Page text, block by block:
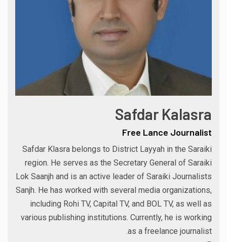
Safdar Kalasra
Free Lance Journalist
Safdar Klasra belongs to District Layyah in the Saraiki
region. He serves as the Secretary General of Saraiki
Lok Saanjh and is an active leader of Saraiki Journalists
Sanjh. He has worked with several media organizations,
including Rohi TV, Capital TV, and BOL TV, as well as
various publishing institutions. Currently, he is working
as a freelance journalist.